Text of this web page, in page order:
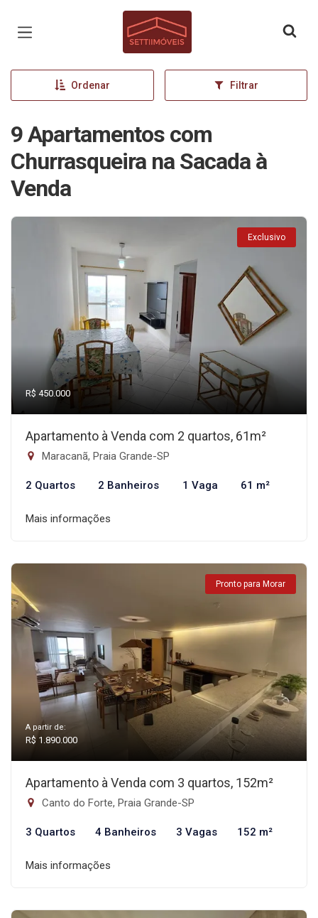
Página inicial
Ordenar Filtrar
9 Apartamentos com
Churrasqueira na Sacada à
Venda
Exclusivo
R$ 450.000
Apartamento à Venda com 2 quartos, 61m²
Maracanã, Praia Grande-SP
2 Quartos 2 Banheiros 1 Vaga 61 m²
Mais informações
Pronto para Morar
A partir de:
R$ 1.890.000
Apartamento à Venda com 3 quartos, 152m²
Canto do Forte, Praia Grande-SP
3 Quartos 4 Banheiros 3 Vagas 152 m²
Mais informações